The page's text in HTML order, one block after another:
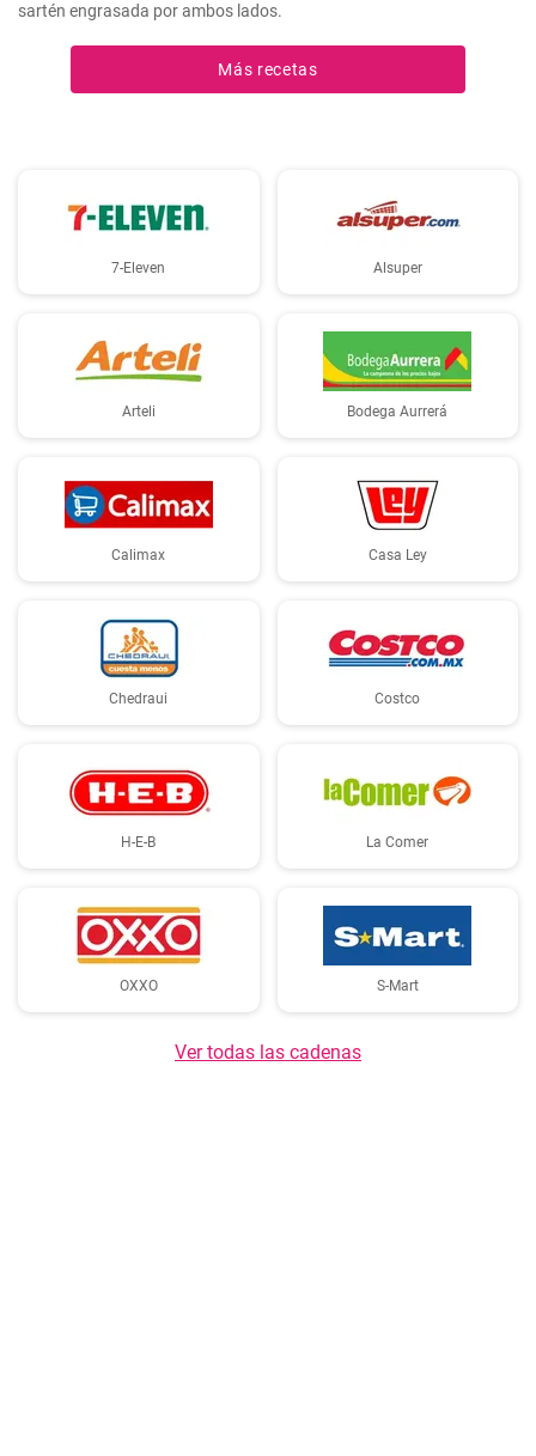
sartén engrasada por ambos lados.
Más recetas
7-Eleven Alsuper
Arteli Bodega Aurrerá
Calimax Casa Ley
Chedraui Costco
H-E-B La Comer
OXXO S-Mart
Ver todas las cadenas